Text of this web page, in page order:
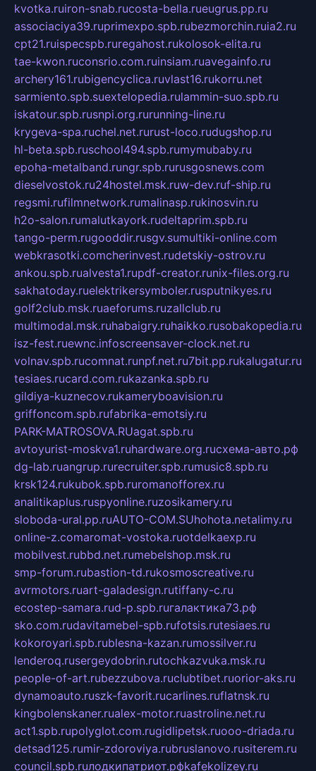
kvotka.ruiron-snab.rucosta-bella.rueugrus.pp.ru
associaciya39.ruprimexpo.spb.rubezmorchin.ruia2.ru
cpt21.ruispecspb.ruregahost.rukolosok-elita.ru
tae-kwon.ruconsrio.com.ruinsiam.ruavegainfo.ru
archery161.rubigencyclica.ruvlast16.rukorru.net
sarmiento.spb.suextelopedia.rulammin-suo.spb.ru
iskatour.spb.rusnpi.org.rurunning-line.ru
krygeva-spa.ruchel.net.rurust-loco.rudugshop.ru
hl-beta.spb.ruschool494.spb.rumymubaby.ru
epoha-metalband.rungr.spb.rurusgosnews.com
dieselvostok.ru24hostel.msk.ruw-dev.ruf-ship.ru
regsmi.rufilmnetwork.rumalinasp.rukinosvin.ru
h2o-salon.rumalutkayork.rudeltaprim.spb.ru
tango-perm.rugooddir.rusgv.sumultiki-online.com
webkrasotki.comcherinvest.rudetskiy-ostrov.ru
ankou.spb.rualvesta1.rupdf-creator.runix-files.org.ru
sakhatoday.ruelektrikersymboler.rusputnikyes.ru
golf2club.msk.ruaeforums.ruzallclub.ru
multimodal.msk.ruhabaigry.ruhaikko.rusobakopedia.ru
isz-fest.ruewnc.infoscreensaver-clock.net.ru
volnav.spb.rucomnat.runpf.net.ru7bit.pp.rukalugatur.ru
tesiaes.rucard.com.rukazanka.spb.ru
gildiya-kuznecov.rukameryboavision.ru
griffoncom.spb.rufabrika-emotsiy.ru
PARK-MATROSOVA.RUagat.spb.ru
avtoyurist-moskva1.ruhardware.org.ruсхема-авто.рф
dg-lab.ruangrup.rurecruiter.spb.rumusic8.spb.ru
krsk124.rukubok.spb.ruromanofforex.ru
analitikaplus.ruspyonline.ruzosikamery.ru
sloboda-ural.pp.ruAUTO-COM.SUhohota.netalimy.ru
online-z.comaromat-vostoka.ruotdelkaexp.ru
mobilvest.rubbd.net.rumebelshop.msk.ru
smp-forum.rubastion-td.rukosmoscreative.ru
avrmotors.ruart-galadesign.rutiffany-c.ru
ecostep-samara.rud-p.spb.ruгалактика73.рф
sko.com.rudavitamebel-spb.rufotsis.rutesiaes.ru
kokoroyari.spb.rublesna-kazan.rumossilver.ru
lenderoq.rusergeydobrin.rutochkazvuka.msk.ru
people-of-art.rubezzubova.ruclubtibet.ruorior-aks.ru
dynamoauto.ruszk-favorit.rucarlines.ruflatnsk.ru
kingbolenskaner.rualex-motor.ruastroline.net.ru
act1.spb.rupolyglot.com.rugidlipetsk.ruooo-driada.ru
detsad125.rumir-zdoroviya.rubruslanovo.rusiterem.ru
council.spb.ruлодкипатриот.рфkafekolizey.ru